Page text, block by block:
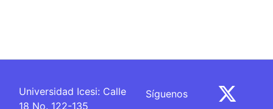
Universidad Icesi: Calle
18 No. 122-135
Síguenos